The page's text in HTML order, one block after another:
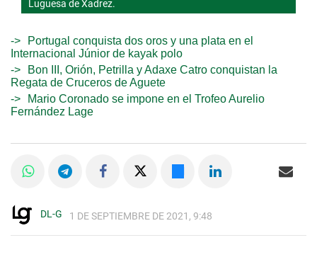
Luguesa de Xadrez.
Portugal conquista dos oros y una plata en el
Internacional Júnior de kayak polo
Bon III, Orión, Petrilla y Adaxe Catro conquistan la
Regata de Cruceros de Aguete
Mario Coronado se impone en el Trofeo Aurelio
Fernández Lage
DL-G 1 DE SEPTIEMBRE DE 2021, 9:48